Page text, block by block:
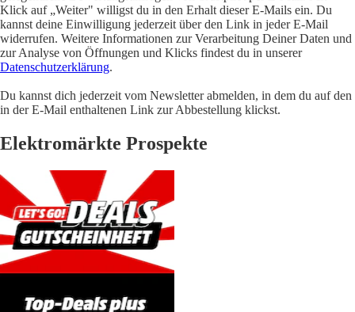
Klick auf „Weiter" willigst du in den Erhalt dieser E-Mails ein. Du
kannst deine Einwilligung jederzeit über den Link in jeder E-Mail
widerrufen. Weitere Informationen zur Verarbeitung Deiner Daten und
zur Analyse von Öffnungen und Klicks findest du in unserer
Datenschutzerklärung.
Du kannst dich jederzeit vom Newsletter abmelden, in dem du auf den
in der E-Mail enthaltenen Link zur Abbestellung klickst.
Elektromärkte Prospekte